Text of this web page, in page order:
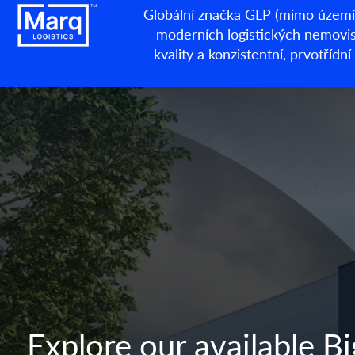
Globální značka GLP (mimo
moderních logistických
kvality a konzistentní,
Explore our available